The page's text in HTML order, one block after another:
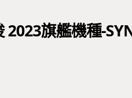
旗艦機種-